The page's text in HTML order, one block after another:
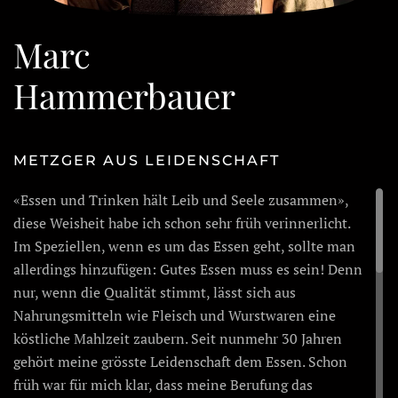
Marc
Hammerbauer
METZGER AUS LEIDENSCHAFT
«Essen und Trinken hält Leib und Seele zusammen»,
diese Weisheit habe ich schon sehr früh verinnerlicht.
Im Speziellen, wenn es um das Essen geht, sollte man
allerdings hinzufügen: Gutes Essen muss es sein! Denn
nur, wenn die Qualität stimmt, lässt sich aus
Nahrungsmitteln wie Fleisch und Wurstwaren eine
köstliche Mahlzeit zaubern. Seit nunmehr 30 Jahren
gehört meine grösste Leidenschaft dem Essen. Schon
früh war für mich klar, dass meine Berufung das